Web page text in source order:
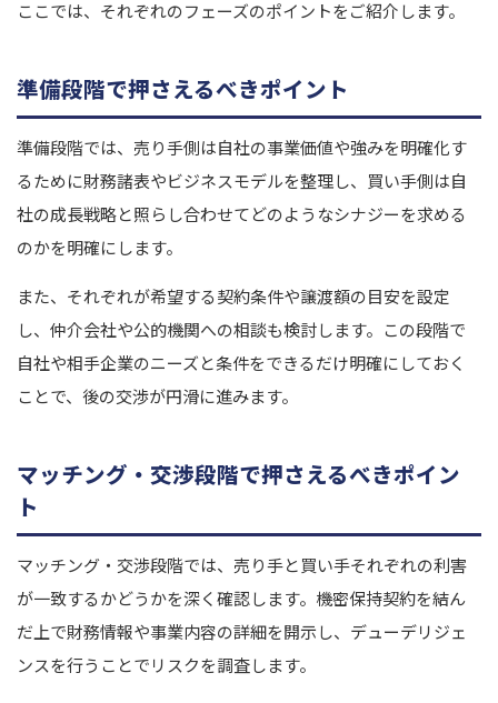
ここでは、それぞれのフェーズのポイントをご紹介します。
準備段階で押さえるべきポイント
準備段階では、売り手側は自社の事業価値や強みを明確化す
るために財務諸表やビジネスモデルを整理し、買い手側は自
社の成長戦略と照らし合わせてどのようなシナジーを求める
のかを明確にします。
また、それぞれが希望する契約条件や譲渡額の目安を設定
し、仲介会社や公的機関への相談も検討します。この段階で
自社や相手企業のニーズと条件をできるだけ明確にしておく
ことで、後の交渉が円滑に進みます。
マッチング・交渉段階で押さえるべきポイン
ト
マッチング・交渉段階では、売り手と買い手それぞれの利害
が一致するかどうかを深く確認します。機密保持契約を結ん
だ上で財務情報や事業内容の詳細を開示し、デューデリジェ
ンスを行うことでリスクを調査します。